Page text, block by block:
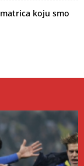
matrica koju smo